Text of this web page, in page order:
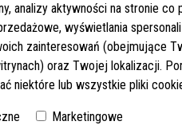
- WOLFSBURG!
FALLERSLEBEN
DOBRY LUB BARDZO DOBRY
analizy aktywności na stronie co
wyświetlania
zainteresowań (obejmujące
oraz Twojej lokalizacji.
niektóre lub wszystkie pliki
Marketingowe